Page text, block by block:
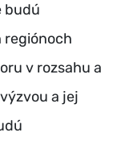
budú
regiónoch
v rozsahu a
a jej